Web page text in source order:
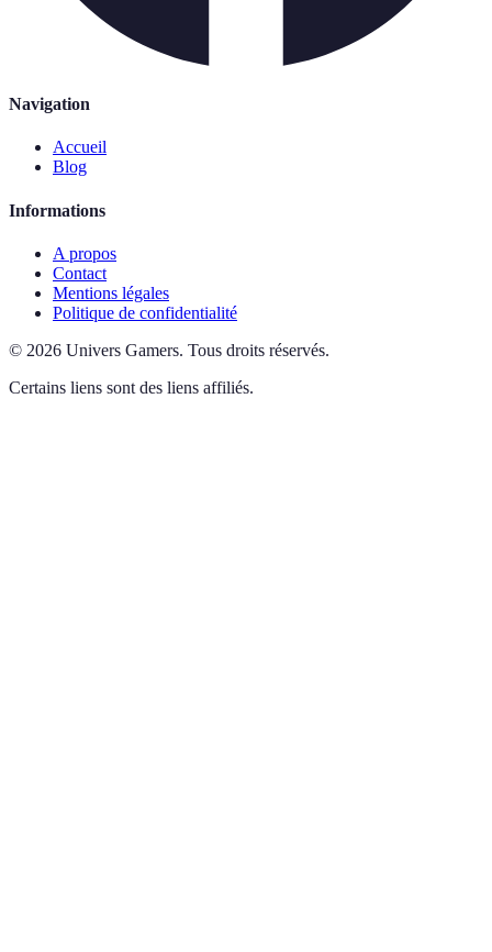
Navigation
Accueil
Blog
Informations
A propos
Contact
Mentions légales
Politique de confidentialité
© 2026 Univers Gamers. Tous droits réservés.
Certains liens sont des liens affiliés.